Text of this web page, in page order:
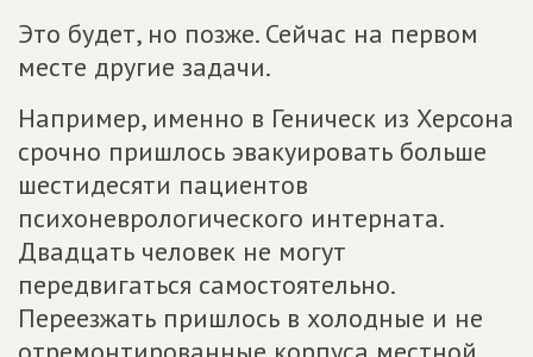
Это будет, но позже. Сейчас на первом
месте другие задачи.
Например, именно в Геническ из Херсона
срочно пришлось эвакуировать больше
шестидесяти пациентов
психоневрологического интерната.
Двадцать человек не могут
передвигаться самостоятельно.
Переезжать пришлось в холодные и не